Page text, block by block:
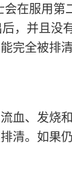
在服用第
，并且没
完全被排
血、发烧
清。如果